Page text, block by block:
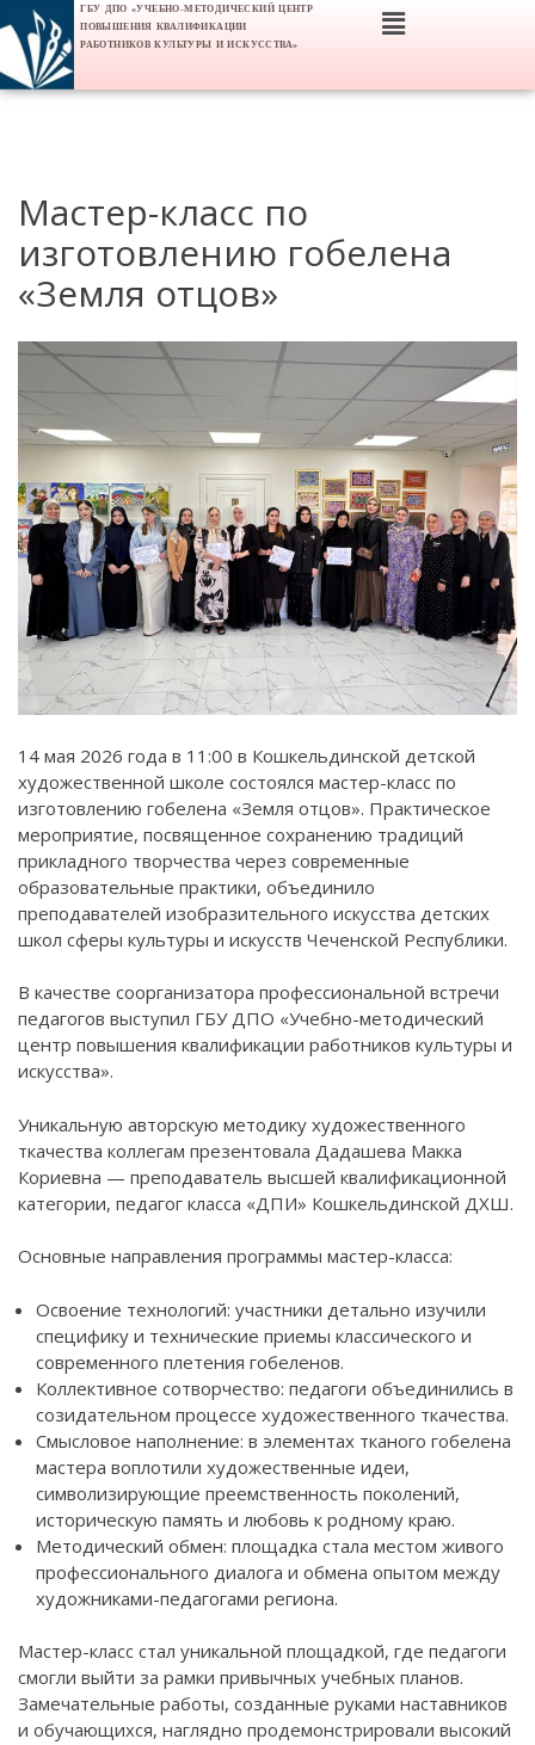
ГБУ ДПО «УЧЕБНО-МЕТОДИЧЕСКИЙ ЦЕНТР
ПОВЫШЕНИЯ КВАЛИФИКАЦИИ
РАБОТНИКОВ КУЛЬТУРЫ И ИСКУССТВА»
Мастер-класс по
изготовлению гобелена
«Земля отцов»
14 мая 2026 года в 11:00 в Кошкельдинской детской
художественной школе состоялся мастер-класс по
изготовлению гобелена «Земля отцов». Практическое
мероприятие, посвященное сохранению традиций
прикладного творчества через современные
образовательные практики, объединило
преподавателей изобразительного искусства детских
школ сферы культуры и искусств Чеченской Республики.
В качестве соорганизатора профессиональной встречи
педагогов выступил ГБУ ДПО «Учебно-методический
центр повышения квалификации работников культуры и
искусства».
Уникальную авторскую методику художественного
ткачества коллегам презентовала Дадашева Макка
Кориевна — преподаватель высшей квалификационной
категории, педагог класса «ДПИ» Кошкельдинской ДХШ.
Основные направления программы мастер-класса:
Освоение технологий: участники детально изучили
специфику и технические приемы классического и
современного плетения гобеленов.
Коллективное сотворчество: педагоги объединились в
созидательном процессе художественного ткачества.
Смысловое наполнение: в элементах тканого гобелена
мастера воплотили художественные идеи,
символизирующие преемственность поколений,
историческую память и любовь к родному краю.
Методический обмен: площадка стала местом живого
профессионального диалога и обмена опытом между
художниками-педагогами региона.
Мастер-класс стал уникальной площадкой, где педагоги
смогли выйти за рамки привычных учебных планов.
Замечательные работы, созданные руками наставников
и обучающихся, наглядно продемонстрировали высокий